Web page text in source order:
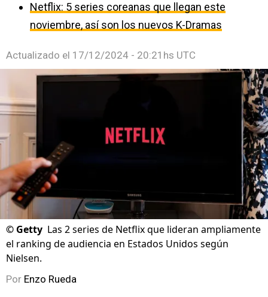
Netflix: 5 series coreanas que llegan este
noviembre, así son los nuevos K-Dramas
Actualizado el 17/12/2024 - 20:21hs UTC
© Getty Las 2 series de Netflix que lideran ampliamente
el ranking de audiencia en Estados Unidos según
Nielsen.
Por Enzo Rueda